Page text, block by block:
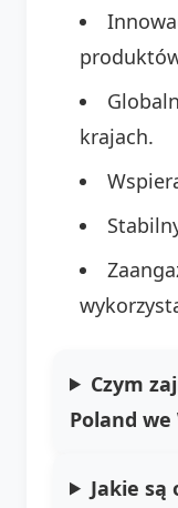
krajach.
Czym
Poland we
Jakie są